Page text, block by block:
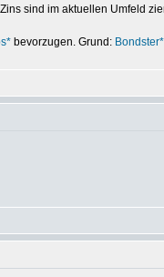
sind im aktuellen Umfeld
bevorzugen. Grund: Bondster*